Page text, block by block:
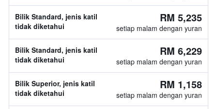
Bilik Standard, jenis katil
tidak diketahui
RM 5,235
setiap malam dengan yuran
Bilik Standard, jenis katil
tidak diketahui
RM 6,229
setiap malam dengan yuran
Bilik Superior, jenis katil
tidak diketahui
RM 1,158
setiap malam dengan yuran